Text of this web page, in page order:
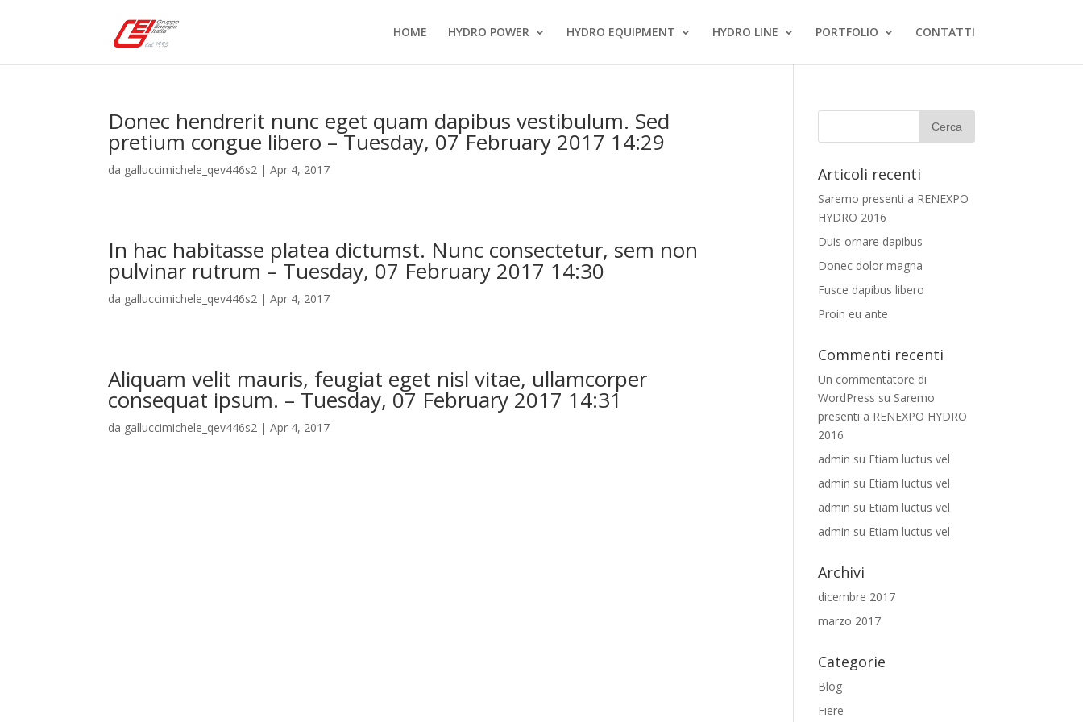
HOME HYDRO POWER HYDRO EQUIPMENT HYDRO LINE PORTFOLIO CONTATTI
Donec hendrerit nunc eget quam dapibus vestibulum. Sed
pretium congue libero – Tuesday, 07 February 2017 14:29
da galluccimichele_qev446s2 |Apr 4, 2017
In hac habitasse platea dictumst. Nunc consectetur, sem non
pulvinar rutrum – Tuesday, 07 February 2017 14:30
da galluccimichele_qev446s2 |Apr 4, 2017
Aliquam velit mauris, feugiat eget nisl vitae, ullamcorper
consequat ipsum. – Tuesday, 07 February 2017 14:31
da galluccimichele_qev446s2 |Apr 4, 2017
Articoli recenti
Saremo presenti a RENEXPO
HYDRO 2016
Duis ornare dapibus
Donec dolor magna
Fusce dapibus libero
Proin eu ante
Commenti recenti
Un commentatore di
WordPress su Saremo
presenti a RENEXPO HYDRO
2016
admin su Etiam luctus vel
admin su Etiam luctus vel
admin su Etiam luctus vel
admin su Etiam luctus vel
Archivi
dicembre 2017
marzo 2017
Categorie
Blog
Fiere